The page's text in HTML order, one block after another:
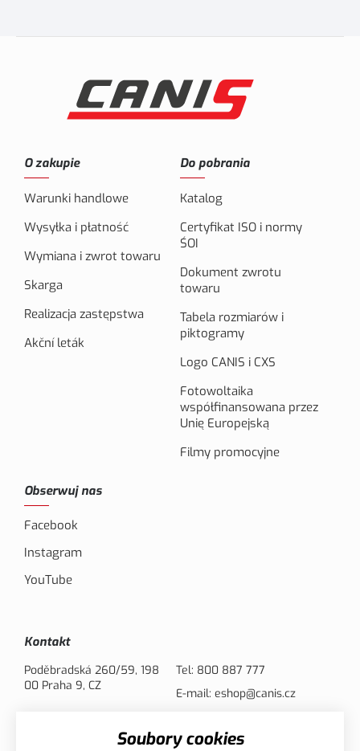
O zakupie
Warunki handlowe
Wysyłka i płatność
Wymiana i zwrot towaru
Skarga
Realizacja zastępstwa
Akční leták
Do pobrania
Katalog
Certyfikat ISO i normy
ŚOI
Dokument zwrotu
towaru
Tabela rozmiarów i
piktogramy
Logo CANIS i CXS
Fotowoltaika
współfinansowana przez
Unię Europejską
Filmy promocyjne
Obserwuj nas
Facebook
Instagram
YouTube
Kontakt
Poděbradská 260/59, 198
00 Praha 9, CZ
Tel: 800 887 777
E-mail: eshop@canis.cz
Soubory cookies